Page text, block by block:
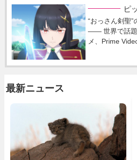
ピ
“おっさん剣聖
―― 世界で話題
メ、Prime
最新ニュース